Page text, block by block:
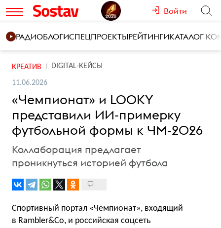
Войти
РАДИОБЛОГИСПЕЦПРОЕКТЫРЕЙТИНГИКАТАЛОГ
КРЕАТИВ DIGITAL-КЕЙСЫ
11.06.2026
«Чемпионат» и LOOKY
представили ИИ-примерку
футбольной формы к ЧМ-2026
Коллаборация предлагает
проникнуться историей футбола
Спортивный портал «Чемпионат», входящий
в Rambler&Co, и российская соцсеть